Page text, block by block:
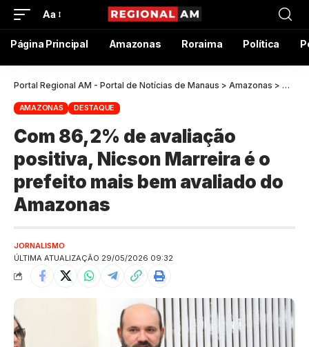
Aa
Página Principal Amazonas Roraima Política
Portal Regional AM - Portal de Notícias de Manaus > Amazonas > Com
AMAZONAS DESTAQUE
Com 86,2% de avaliação
positiva, Nicson Marreira é o
prefeito mais bem avaliado do
Amazonas
ÚLTIMA ATUALIZAÇÃO 29/05/2026 09:32
JORNALISMO